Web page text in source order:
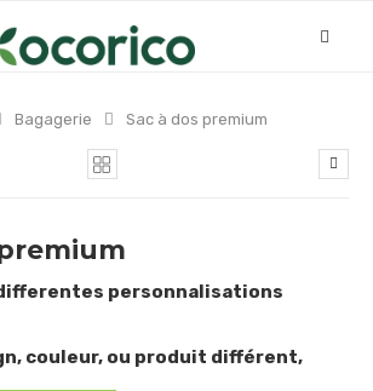
Bagagerie Sac à dos premium
personnalisations
couleur, ou produit différent,